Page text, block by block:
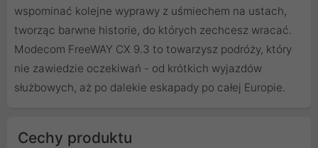
wspominać kolejne wyprawy z uśmiechem na ustach,
tworząc barwne historie, do których zechcesz wracać.
Modecom FreeWAY CX 9.3 to towarzysz podróży, który
nie zawiedzie oczekiwań - od krótkich wyjazdów
służbowych, aż po dalekie eskapady po całej Europie.
Cechy produktu